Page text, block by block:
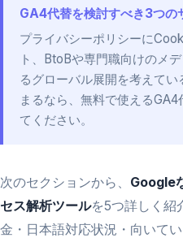
GA4代替を検討すべき3つの
プライバシーポリシーに
ト、BtoBや専門職向けのメ
るグローバル展開を考えて
まるなら、無料で使える
てください。
次のセクションから、 Google
セス解析ツールを5つ詳しく紹
金・日本語対応状況・向いて